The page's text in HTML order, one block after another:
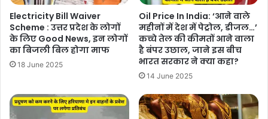
Electricity Bill Waiver
Scheme : उत्तर प्रदेश के लोगों
के लिए Good News, इन लोगों
का बिजली बिल होगा माफ
18 June 2025
Oil Price In India: ‘आने वाले
महीनों में देश में पेट्रोल, डीजल…’
कच्चे तेल की कीमतों आने वाला
है बंपर उछाल, जाने इस बीच
भारत सरकार ने क्या कहा?
14 June 2025